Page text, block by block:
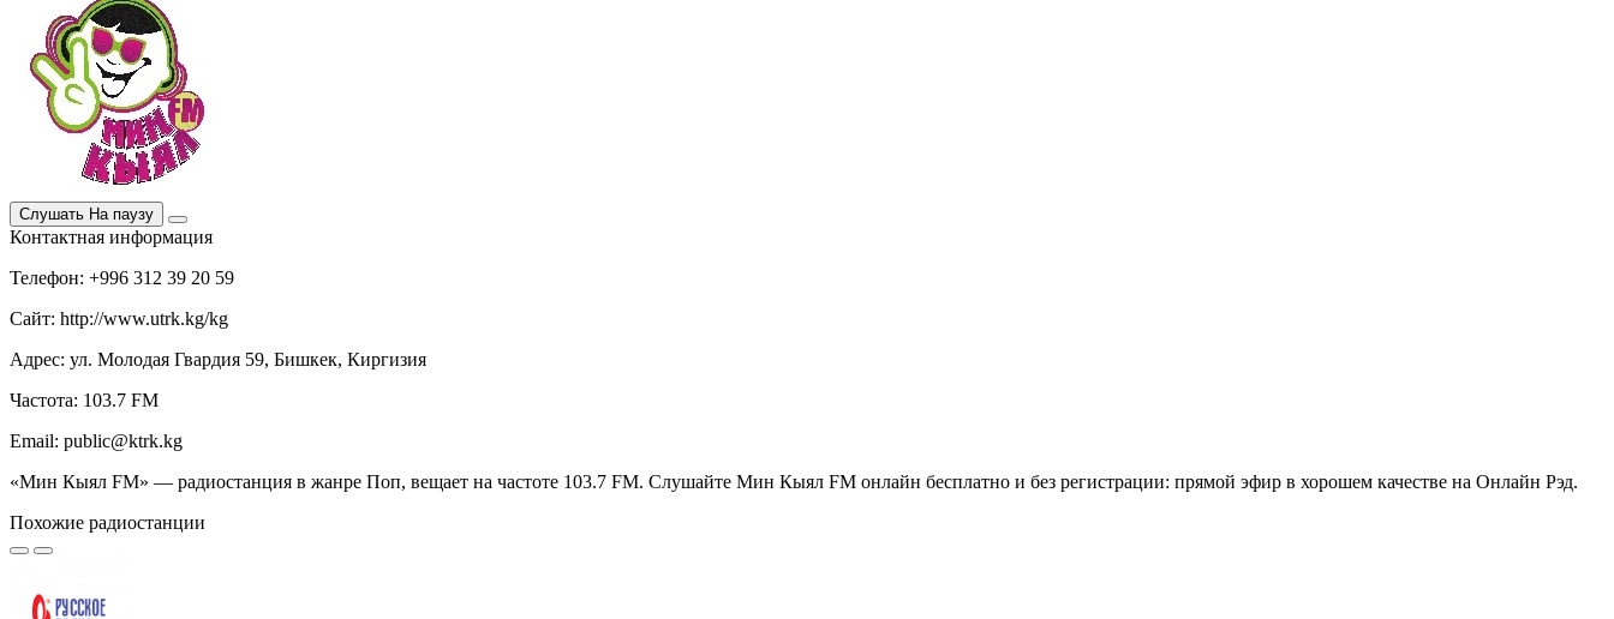
Слушать На паузу
Контактная информация
Телефон: +996 312 39 20 59
Сайт: http://www.utrk.kg/kg
Адрес: ул. Молодая Гвардия 59, Бишкек, Киргизия
Частота: 103.7 FM
Email: public@ktrk.kg
«Мин Кыял FM» — радиостанция в жанре Поп, вещает на частоте 103.7 FM. Слушайте Мин Кыял FM онлайн бесплатно и без регистрации: прямой эфир в хорошем качестве на Онлайн Рэд.
Похожие радиостанции